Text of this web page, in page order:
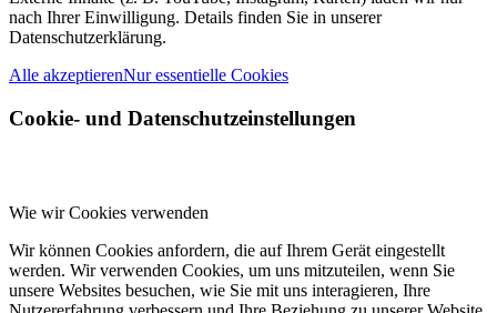
nach Ihrer Einwilligung. Details finden Sie in unserer
Datenschutzerklärung.
Alle akzeptierenNur essentielle Cookies
Cookie- und Datenschutzeinstellungen
Wie wir Cookies verwenden
Wir können Cookies anfordern, die auf Ihrem Gerät eingestellt
werden. Wir verwenden Cookies, um uns mitzuteilen, wenn Sie
unsere Websites besuchen, wie Sie mit uns interagieren, Ihre